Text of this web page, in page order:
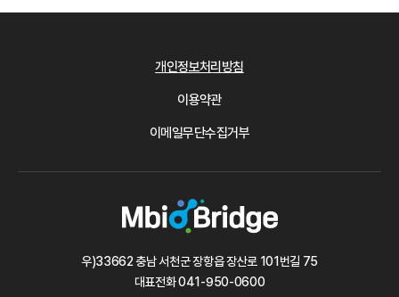
개인정보처리방침
이용약관
이메일무단수집거부
우)33662 충남 서천군 장항읍 장산로 101번길 75
대표전화041-950-0600